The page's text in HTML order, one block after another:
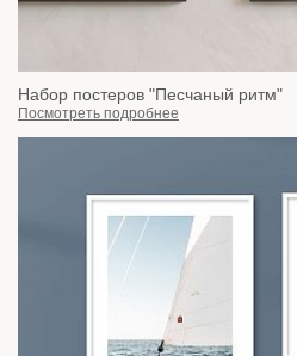
Набор постеров "Песчаный ритм"
Посмотреть подробнее